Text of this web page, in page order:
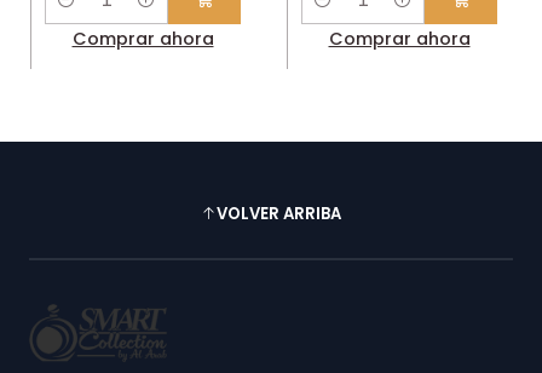
Cantidad
Comprar ahora
Cantidad
Comprar ahora
VOLVER ARRIBA